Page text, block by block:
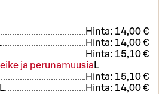
Hinta: 14,00 €
Hinta: 14,00 €
Hinta: 15,10 €
ja perunamuusia L
Hinta: 15,10 €
L Hinta: 14,00 €